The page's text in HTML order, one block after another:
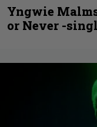
Yngwie
or Never -